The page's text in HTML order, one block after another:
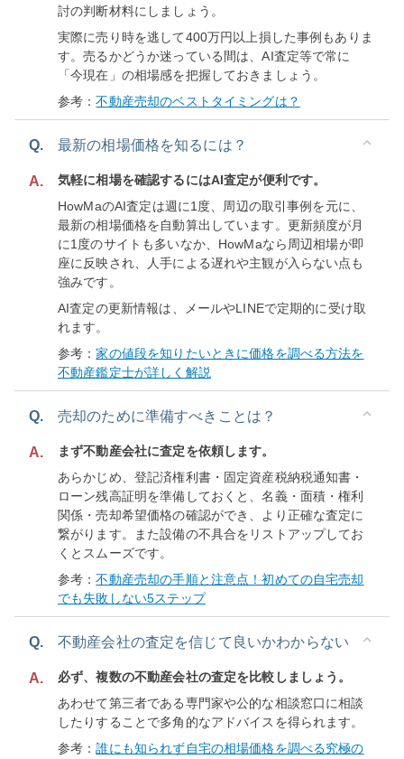
討の判断材料にしましょう。
実際に売り時を逃して400万円以上損した事例もありま
す。売るかどうか迷っている間は、AI査定等で常に
「今現在」の相場感を把握しておきましょう。
参考：不動産売却のベストタイミングは？
Q. 最新の相場価格を知るには？
A.
気軽に相場を確認するにはAI査定が便利です。
HowMaのAI査定は週に1度、周辺の取引事例を元に、
最新の相場価格を自動算出しています。更新頻度が月
に1度のサイトも多いなか、HowMaなら周辺相場が即
座に反映され、人手による遅れや主観が入らない点も
強みです。
AI査定の更新情報は、メールやLINEで定期的に受け取
れます。
参考：家の値段を知りたいときに価格を調べる方法を
不動産鑑定士が詳しく解説
Q. 売却のために準備すべきことは？
A.
まず不動産会社に査定を依頼します。
あらかじめ、登記済権利書・固定資産税納税通知書・
ローン残高証明を準備しておくと、名義・面積・権利
関係・売却希望価格の確認ができ、より正確な査定に
繋がります。また設備の不具合をリストアップしてお
くとスムーズです。
参考：不動産売却の手順と注意点！初めての自宅売却
でも失敗しない5ステップ
Q. 不動産会社の査定を信じて良いかわからない
A.
必ず、複数の不動産会社の査定を比較しましょう。
あわせて第三者である専門家や公的な相談窓口に相談
したりすることで多角的なアドバイスを得られます。
参考：誰にも知られず自宅の相場価格を調べる究極の